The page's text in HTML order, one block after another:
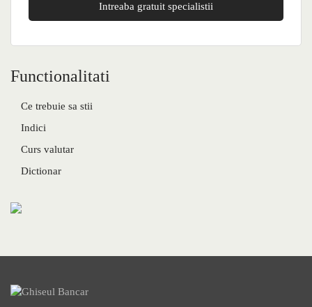
Intreaba gratuit specialistii
Functionalitati
Ce trebuie sa stii
Indici
Curs valutar
Dictionar